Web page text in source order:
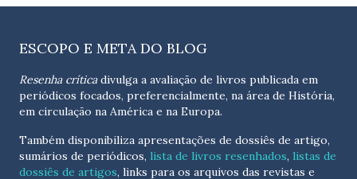
ESCOPO E META DO BLOG
Resenha críticadivulga a avaliação de livros publicada em
periódicos focados, preferencialmente, na área de História,
em circulação na América e na Europa.
Também disponibiliza apresentações de dossiês de artigo,
sumários de periódicos, lista de livros resenhados, listas de
dossiês de artigos, links para os arquivos das revistas e